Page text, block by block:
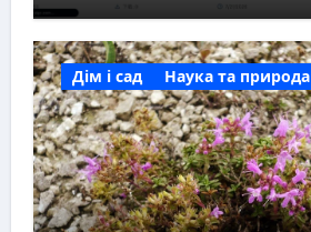
Дім і сад Наука та природа